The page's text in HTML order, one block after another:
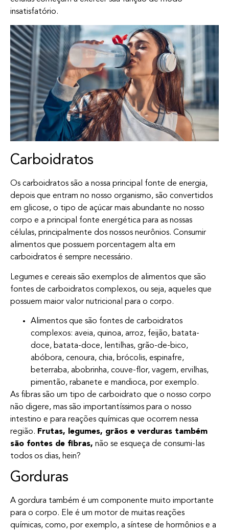
insatisfatório.
Carboidratos
Os carboidratos são a nossa principal fonte de energia,
depois que entram no nosso organismo, são convertidos
em glicose, o tipo de açúcar mais abundante no nosso
corpo e a principal fonte energética para as nossas
células, principalmente dos nossos neurônios. Consumir
alimentos que possuem porcentagem alta em
carboidratos é sempre necessário.
Legumes e cereais são exemplos de alimentos que são
fontes de carboidratos complexos, ou seja, aqueles que
possuem maior valor nutricional para o corpo.
Alimentos que são fontes de carboidratos
complexos: aveia, quinoa, arroz, feijão, batata-
doce, batata-doce, lentilhas, grão-de-bico,
abóbora, cenoura, chia, brócolis, espinafre,
beterraba, abobrinha, couve-flor, vagem, ervilhas,
pimentão, rabanete e mandioca, por exemplo.
As fibras são um tipo de carboidrato que o nosso corpo
não digere, mas são importantíssimos para o nosso
intestino e para reações químicas que ocorrem nessa
região. Frutas, legumes, grãos e verduras também
são fontes de fibras, não se esqueça de consumi-las
todos os dias, hein?
Gorduras
A gordura também é um componente muito importante
para o corpo. Ele é um motor de muitas reações
químicas, como, por exemplo, a síntese de hormônios e a